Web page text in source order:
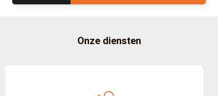
Onze diensten